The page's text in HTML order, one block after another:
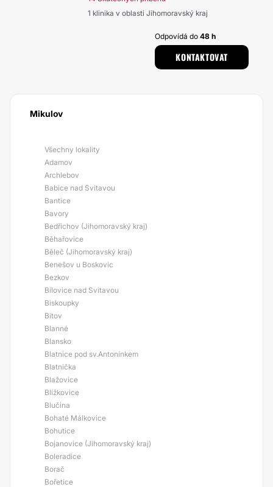
1 klinika v oblasti Jihomoravský kraj
Odpovídá do48 h
KONTAKTOVAT
Mikulov
Všechny lokality
Adamov
Archlebov
Babice nad Svitavou
Bantice
Bavory
Bedřichov (Jihomoravský kraj)
Běhařovice
Běleč (Jihomoravský kraj)
Benešov u Boskovic
Bezkov
Bílovice nad Svitavou
Biskoupky
Bítov
Blanné
Blansko
Blatnice pod sv.Antonínkem
Blatnička
Blažovice
Blížkovice
Blučina
Bohaté Málkovice
Bohutice
Bojanovice (Jihomoravský kraj)
Boleradice
Borač
Bořetice